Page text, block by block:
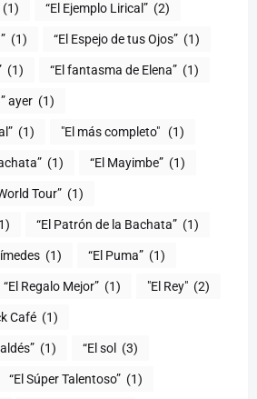
(1) “El Ejemplo Lirical” (2)
(1) “El Espejo de tus Ojos” (1)
(1) “El fantasma de Elena” (1)
ayer (1)
(1) "El más completo" ​ (1)
(1) “El Mayimbe” (1)
Tour” (1)
“El Patrón de la Bachata” (1)
(1) “El Puma” (1)
“El Regalo Mejor” (1) "El Rey" (2)
Café (1)
(1) “El sol (3)
(1)